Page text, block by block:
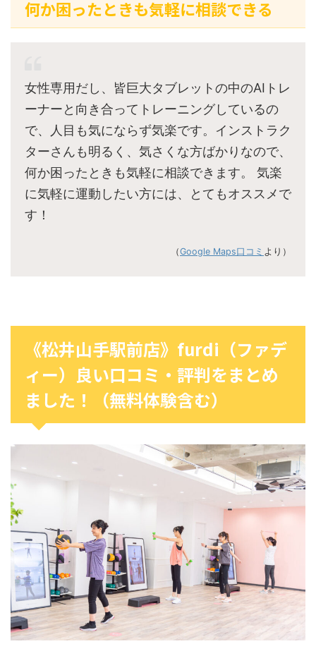
何か困ったときも気軽に相談できる
女性専用だし、皆巨大タブレットの中のAIトレ
ーナーと向き合ってトレーニングしているの
で、人目も気にならず気楽です。インストラク
ターさんも明るく、気さくな方ばかりなので、
何か困ったときも気軽に相談できます。 気楽
に気軽に運動したい方には、とてもオススメで
す！
（Google Maps口コミ より）
《松井山手駅前店》furdi（ファデ
ィー）良い口コミ・評判をまとめ
ました！（無料体験含む）